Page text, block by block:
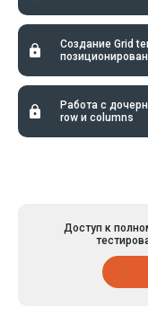
Создание Grid
Работа с
row и columns
Доступ к